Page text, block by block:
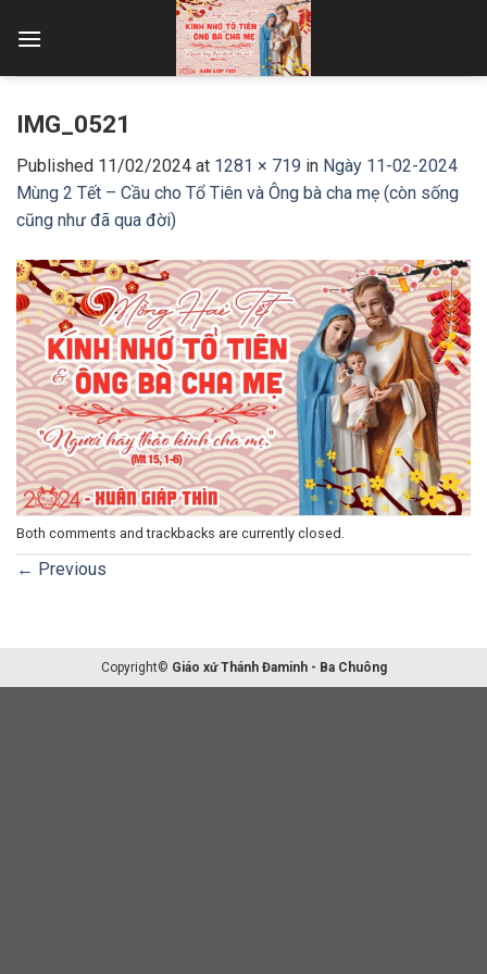
IMG_0521
Published 11/02/2024 at 1281 × 719 in Ngày 11-02-2024
Mùng 2 Tết – Cầu cho Tổ Tiên và Ông bà cha mẹ (còn sống
cũng như đã qua đời)
Both comments and trackbacks are currently closed.
← Previous
Copyright© Giáo xứ Thánh Đaminh - Ba Chuông